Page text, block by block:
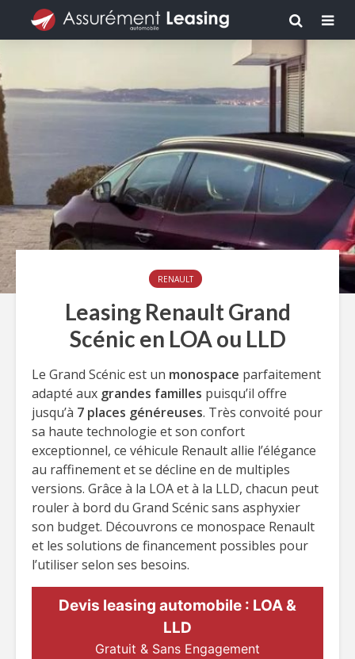
RENAULT
Leasing Renault Grand
Scénic en LOA ou LLD
Le Grand Scénic est un monospace parfaitement
adapté aux grandes familles puisqu’il offre
jusqu’à 7 places généreuses. Très convoité pour
sa haute technologie et son confort
exceptionnel, ce véhicule Renault allie l’élégance
au raffinement et se décline en de multiples
versions. Grâce à la LOA et à la LLD, chacun peut
rouler à bord du Grand Scénic sans asphyxier
son budget. Découvrons ce monospace Renault
et les solutions de financement possibles pour
l’utiliser selon ses besoins.